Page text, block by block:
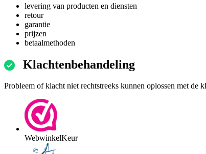
levering van producten en diensten
retour
garantie
prijzen
betaalmethoden
Klachtenbehandeling
Probleem of klacht niet rechtstreeks kunnen oplossen met de
WebwinkelKeur